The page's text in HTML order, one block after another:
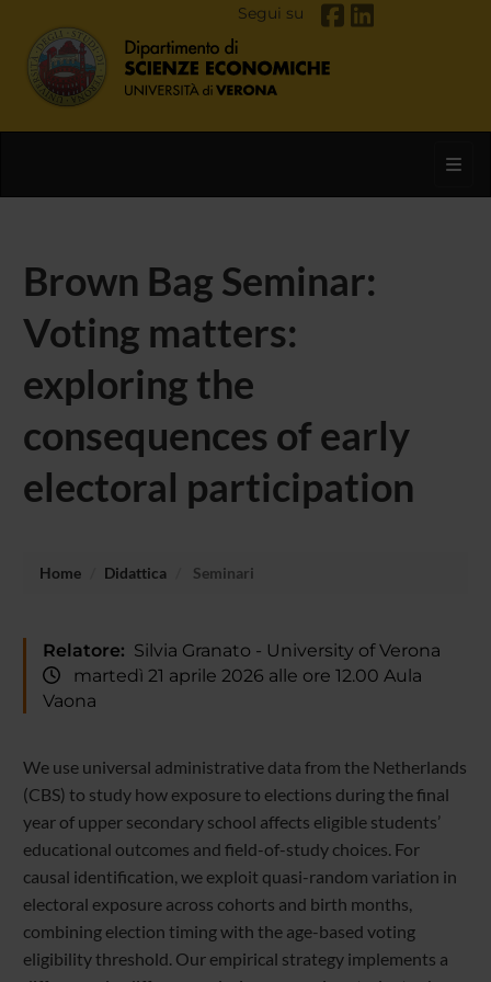
Segui su
Brown Bag Seminar:
Voting matters:
exploring the
consequences of early
electoral participation
Home Didattica Seminari
Relatore: Silvia Granato - University of Verona
martedì 21 aprile 2026 alle ore 12.00 Aula
Vaona
We use universal administrative data from the Netherlands
(CBS) to study how exposure to elections during the final
year of upper secondary school affects eligible students’
educational outcomes and field-of-study choices. For
causal identification, we exploit quasi-random variation in
electoral exposure across cohorts and birth months,
combining election timing with the age-based voting
eligibility threshold. Our empirical strategy implements a